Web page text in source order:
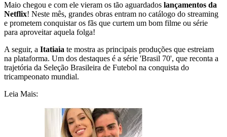
Maio chegou e com ele vieram os tão aguardados lançamentos da
Netflix! Neste mês, grandes obras entram no catálogo do streaming
e prometem conquistar os fãs que curtem um bom filme ou série
para aproveitar aquela folga!
A seguir, a Itatiaia te mostra as principais produções que estreiam
na plataforma. Um dos destaques é a série 'Brasil 70', que reconta a
trajetória da Seleção Brasileira de Futebol na conquista do
tricampeonato mundial.
Leia Mais: